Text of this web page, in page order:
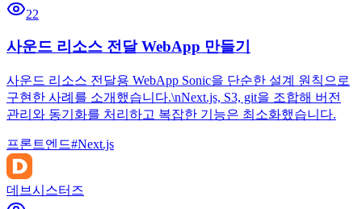
22
사운드 리소스 전달 WebApp 만들기
사운드 리소스 전달용 WebApp Sonic을 단순한 설계 원칙으로
구현한 사례를 소개했습니다.\nNext.js, S3, git을 조합해 버전
관리와 동기화를 처리하고 복잡한 기능은 최소화했습니다.
프론트엔드#Next.js
데브시스터즈